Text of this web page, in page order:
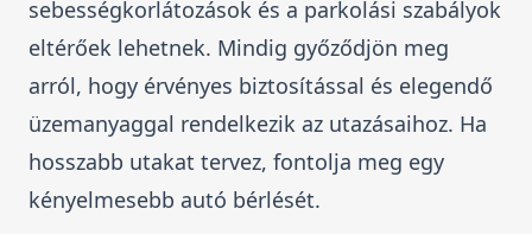
sebességkorlátozások és a parkolási szabályok
eltérőek lehetnek. Mindig győződjön meg
arról, hogy érvényes biztosítással és elegendő
üzemanyaggal rendelkezik az utazásaihoz. Ha
hosszabb utakat tervez, fontolja meg egy
kényelmesebb autó bérlését.